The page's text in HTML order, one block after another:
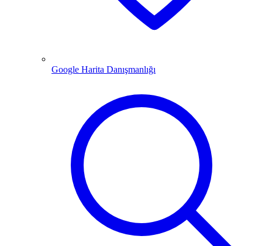
Google Harita Danışmanlığı